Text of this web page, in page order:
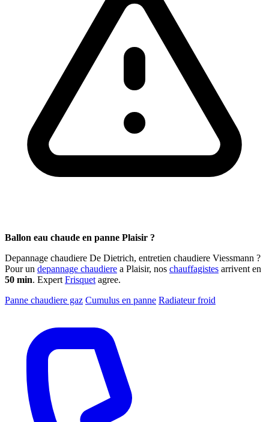
Ballon eau chaude en panne Plaisir ?
Depannage chaudiere De Dietrich, entretien chaudiere Viessmann ?
Pour un depannage chaudiere a Plaisir, nos chauffagistes arrivent en
50 min. Expert Frisquet agree.
Panne chaudiere gaz Cumulus en panne Radiateur froid